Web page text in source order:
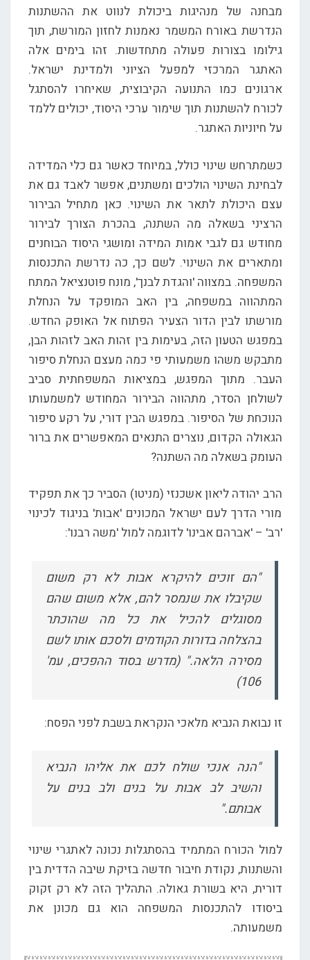
מבחנה של מנהיגות ביכולת לנווט את ההשתנות
הנדרשת באורח המשמר נאמנות לחזון המורשת, תוך
גילומו בצורות פעולה מתחדשות. זהו בימים אלה
האתגר המרכזי למפעל הציוני ולמדינת ישראל.
ארגונים כמו התנועה הקיבוצית, שאיחרו להסתגל
לכורח להשתנות תוך שימור ערכי היסוד, יכולים ללמד
על חיוניות האתגר.
כשמתרחש שינוי כולל, במיוחד כאשר גם כלי המדידה
לבחינת השינוי הולכים ומשתנים, אפשר לאבד גם את
עצם היכולת לתאר את השינוי. כאן מתחיל הבירור
הרציני בשאלה מה השתנה, בהכרת הצורך לבירור
מחודש גם לגבי אמות המידה ומושגי היסוד הבוחנים
ומתארים את השינוי. לשם כך, כה נדרשת התכנסות
המשפחה. במצווה 'והגדת לבנך', מונח פוטנציאל המתח
המתהווה במשפחה, בין האב המופקד על הנחלת
מורשתו לבין הדור הצעיר הפתוח אל האופק החדש.
במפגש הטעון הזה, בעימות בין זהות האב לזהות הבן,
מתבקש משהו משמעותי פי כמה מעצם הנחלת סיפור
העבר. מתוך המפגש, במציאות המשפחתית סביב
לשולחן הסדר, מתהווה הבירור המחודש למשמעותו
הנוכחת של הסיפור. במפגש הבין דורי, על רקע סיפור
הגאולה הקדום, נוצרים התנאים המאפשרים את ברור
העומק בשאלה מה השתנה?
הרב יהודה ליאון אשכנזי (מניטו) הסביר כך את תפקיד
מורי הדרך לעם ישראל המכונים 'אבות' בניגוד לכינוי
'רב' – 'אברהם אבינו' לדוגמה למול 'משה רבנו':
"הם זוכים להיקרא אבות לא רק משום
שקיבלו את שנמסר להם, אלא משום שהם
מסוגלים להכיל את כל מה שהוכתר
בהצלחה בדורות הקודמים ולסכם אותו לשם
מסירה הלאה." (מדרש בסוד ההפכים, עמ'
106)
זו נבואת הנביא מלאכי הנקראת בשבת לפני הפסח:
"הנה אנכי שולח לכם את אליהו הנביא
והשיב לב אבות על בנים ולב בנים על
אבותם."
למול הכורח המתמיד בהסתגלות נכונה לאתגרי שינוי
והשתנות, נקודת חיבור חדשה בזיקת שיבה הדדית בין
דורית, היא בשורת גאולה. התהליך הזה לא רק זקוק
ביסודו להתכנסות המשפחה הוא גם מכונן את
משמעותה.